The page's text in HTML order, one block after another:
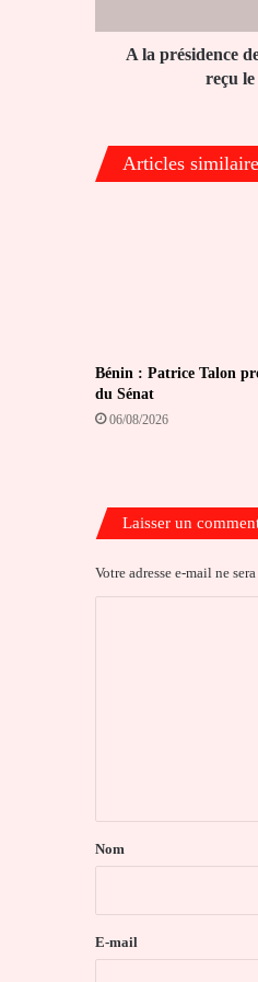
reçu
A la présidence
reçu
Articles
Bénin : Patrice Talon
du Sénat
06/08/2026
Laisser un
Votre adresse e-mail ne
a
e
Nom
E-mail